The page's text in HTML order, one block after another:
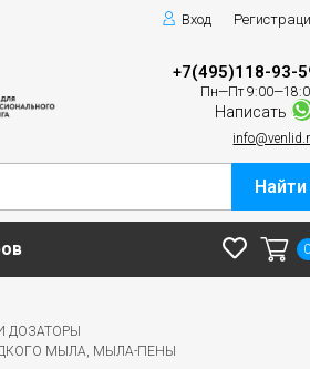
Вход
+7(495)118-93-
Пн—Пт
Написать
Найти
ДОЗАТОРЫ
МЫЛА, МЫЛА-ПЕНЫ